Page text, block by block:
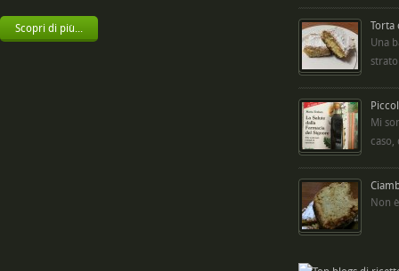
Scopri di più...
Torta
Una
Mi
caso,
Non